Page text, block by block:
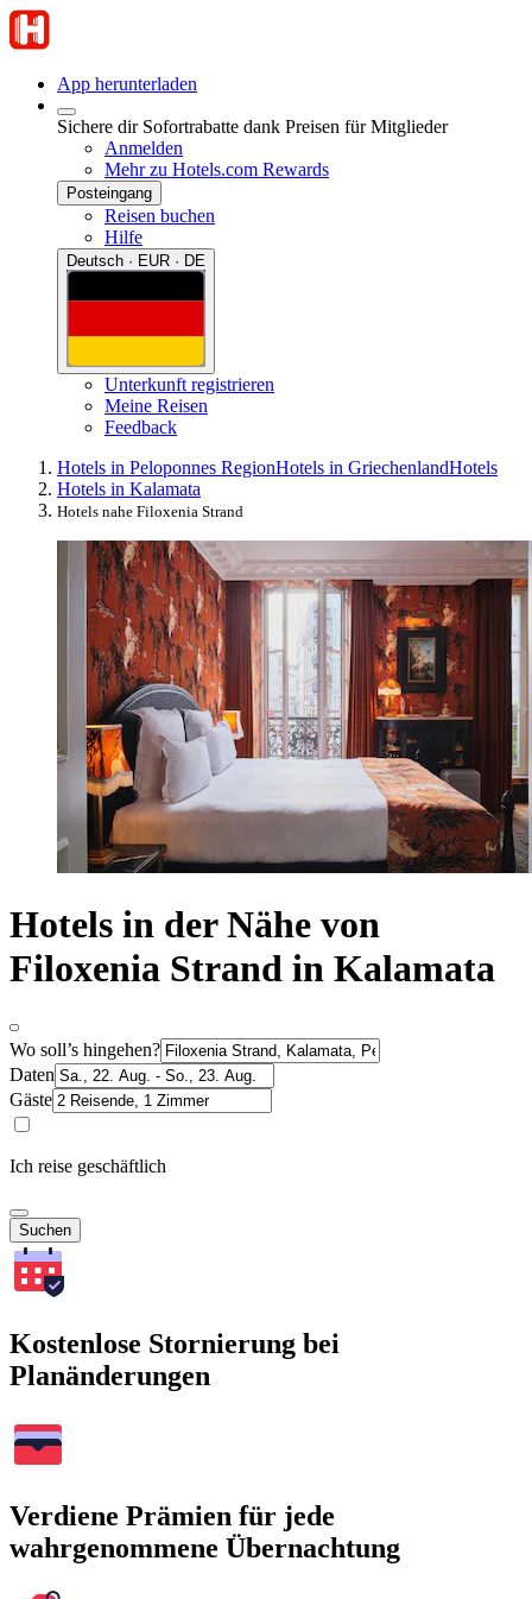
App herunterladen
Sichere dir Sofortrabatte dank Preisen für Mitglieder
Anmelden
Mehr zu Hotels.com Rewards
Posteingang
Reisen buchen
Hilfe
Deutsch · EUR · DE
Unterkunft registrieren
Meine Reisen
Feedback
Hotels in Peloponnes RegionHotels in GriechenlandHotels
Hotels in Kalamata
Hotels nahe Filoxenia Strand
Hotels in der Nähe von
Filoxenia Strand in Kalamata
Wo soll’s hingehen?
Daten
Gäste
Ich reise geschäftlich
Suchen
Kostenlose Stornierung bei
Planänderungen
Verdiene Prämien für jede
wahrgenommene Übernachtung